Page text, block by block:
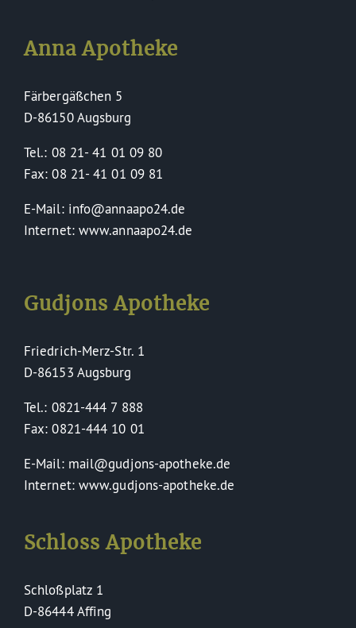
Anna Apotheke
Färbergäßchen 5
D-86150 Augsburg
Tel.: 08 21- 41 01 09 80
Fax: 08 21- 41 01 09 81
E-Mail: info@annaapo24.de
Internet: www.annaapo24.de
Gudjons Apotheke
Friedrich-Merz-Str. 1
D-86153 Augsburg
Tel.: 0821-444 7 888
Fax: 0821-444 10 01
E-Mail: mail@gudjons-apotheke.de
Internet: www.gudjons-apotheke.de
Schloss Apotheke
Schloßplatz 1
D-86444 Affing